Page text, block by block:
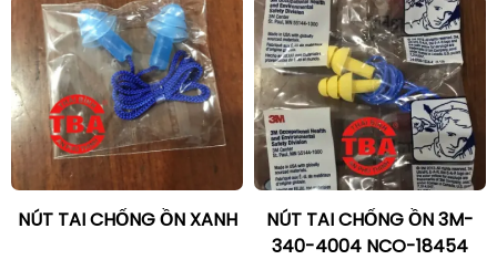
NÚT TAI CHỐNG ỒN XANH
NÚT TAI CHỐNG ỒN 3M-
340-4004 NCO-18454